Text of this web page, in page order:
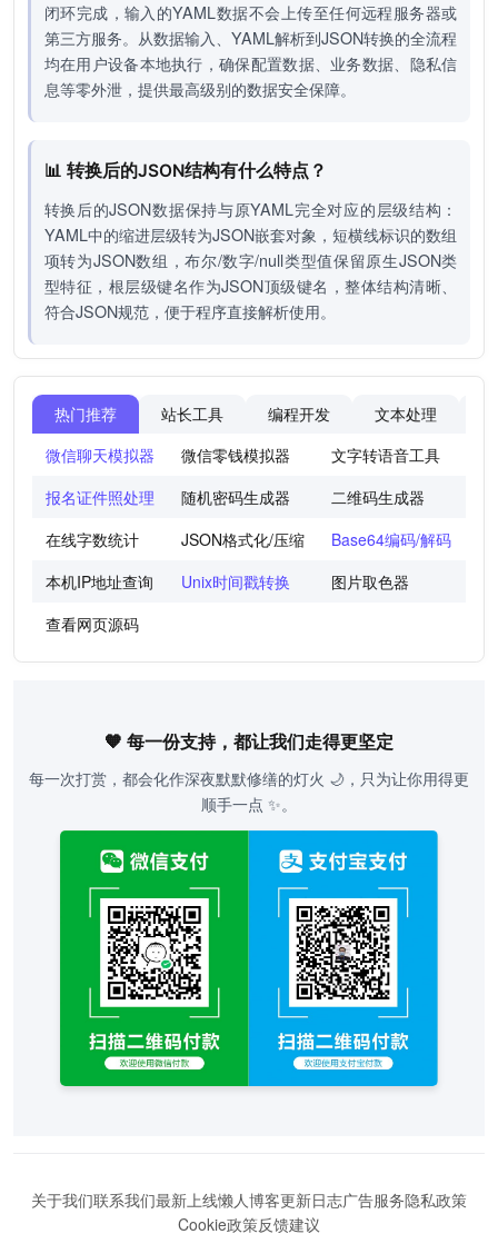
闭环完成，输入的YAML数据不会上传至任何远程服务器或
第三方服务。从数据输入、YAML解析到JSON转换的全流程
均在用户设备本地执行，确保配置数据、业务数据、隐私信
息等零外泄，提供最高级别的数据安全保障。
📊 转换后的JSON结构有什么特点？
转换后的JSON数据保持与原YAML完全对应的层级结构：
YAML中的缩进层级转为JSON嵌套对象，短横线标识的数组
项转为JSON数组，布尔/数字/null类型值保留原生JSON类
型特征，根层级键名作为JSON顶级键名，整体结构清晰、
符合JSON规范，便于程序直接解析使用。
热门推荐 站长工具 编程开发 文本处理
微信聊天模拟器
微信零钱模拟器 文字转语音工具
报名证件照处理
随机密码生成器 二维码生成器
在线字数统计
JSON格式化/压缩 Base64编码/解码
本机IP地址查询
Unix时间戳转换 图片取色器
查看网页源码
🧡 每一份支持，都让我们走得更坚定
每一次打赏，都会化作深夜默默修缮的灯火 🌙，只为让你用得更
顺手一点 ✨。
关于我们联系我们最新上线懒人博客更新日志广告服务隐私政策
Cookie政策反馈建议